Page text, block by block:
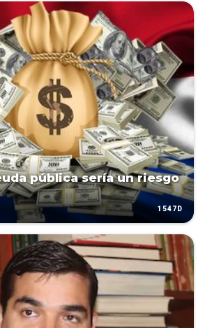
pública sería un riesgo
1547D